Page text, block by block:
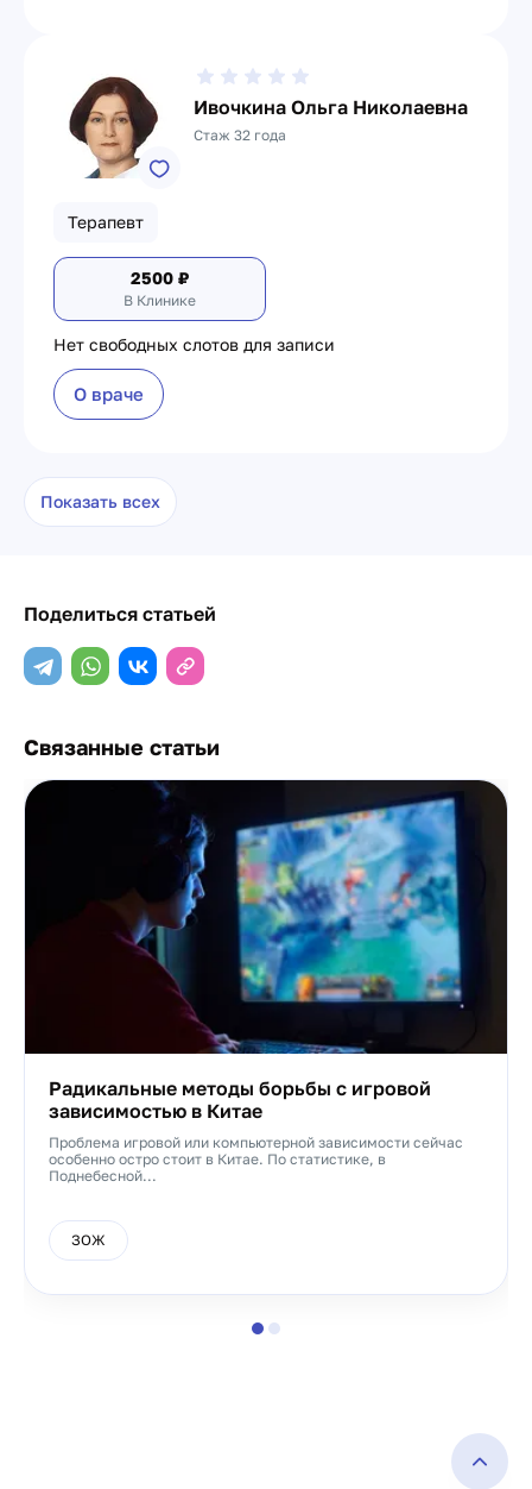
Ивочкина Ольга Николаевна
Стаж 32 года
Терапевт
2500 ₽
В Клинике
Нет свободных слотов для записи
О враче
Показать всех
Поделиться статьей
Связанные статьи
Радикальные методы борьбы с игровой
зависимостью в Китае
Проблема игровой или компьютерной зависимости сейчас
особенно остро стоит в Китае. По статистике, в
Поднебесной...
ЗОЖ